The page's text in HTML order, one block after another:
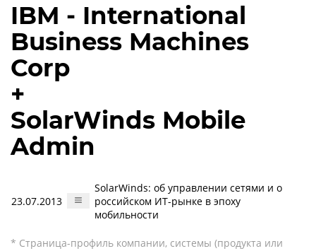
IBM - International
Business Machines
Corp
+
SolarWinds Mobile
Admin
23.07.2013
SolarWinds: об управлении сетями и о
российском ИТ-рынке в эпоху
мобильности
* Страница-профиль компании, системы (продукта или